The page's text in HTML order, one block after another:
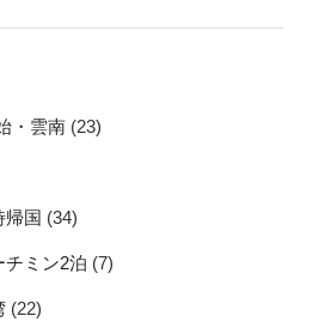
・雲南 (23)
帰国 (34)
チミン2泊 (7)
(22)